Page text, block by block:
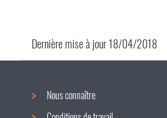
Dernière mise à jour18/04/2018
Nous connaître